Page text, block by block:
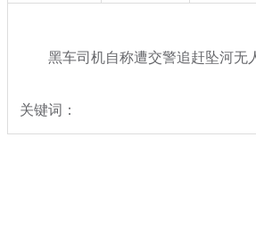
黑车司机自称遭交警追赶坠河无
关键词：